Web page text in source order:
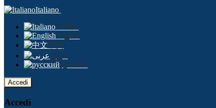
Italiano
Italiano
English
中文
عربى
русский
Accedi
Accedi